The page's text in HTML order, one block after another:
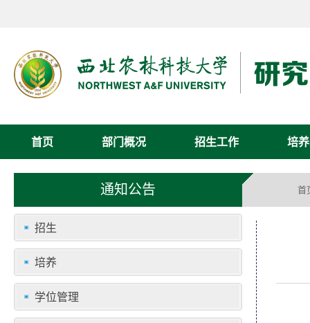
首页 部门概况 招生工作 培
通知公告 首
招生
培养
学位管理